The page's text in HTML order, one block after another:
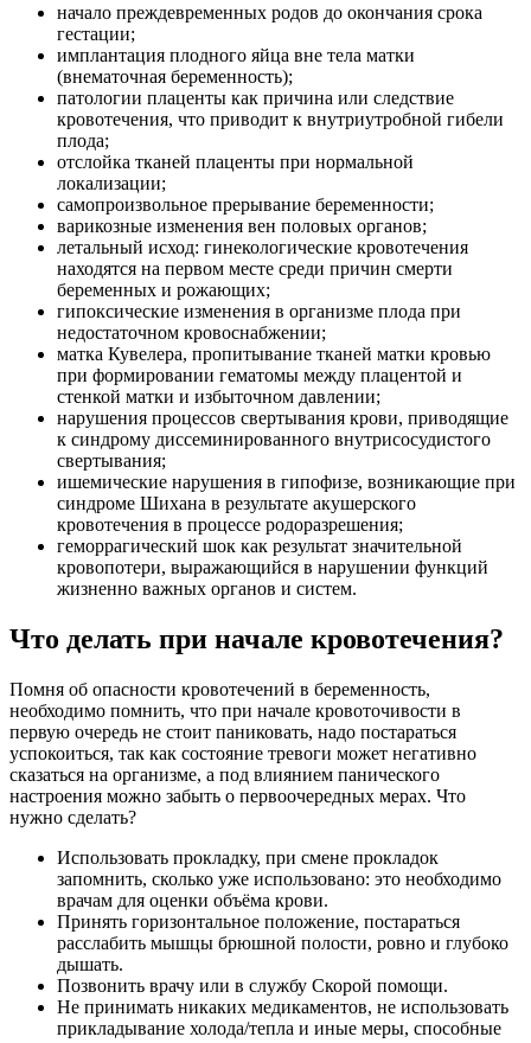
начало преждевременных родов до окончания срока
гестации;
имплантация плодного яйца вне тела матки
(внематочная беременность);
патологии плаценты как причина или следствие
кровотечения, что приводит к внутриутробной гибели
плода;
отслойка тканей плаценты при нормальной
локализации;
самопроизвольное прерывание беременности;
варикозные изменения вен половых органов;
летальный исход: гинекологические кровотечения
находятся на первом месте среди причин смерти
беременных и рожающих;
гипоксические изменения в организме плода при
недостаточном кровоснабжении;
матка Кувелера, пропитывание тканей матки кровью
при формировании гематомы между плацентой и
стенкой матки и избыточном давлении;
нарушения процессов свертывания крови, приводящие
к синдрому диссеминированного внутрисосудистого
свертывания;
ишемические нарушения в гипофизе, возникающие при
синдроме Шихана в результате акушерского
кровотечения в процессе родоразрешения;
геморрагический шок как результат значительной
кровопотери, выражающийся в нарушении функций
жизненно важных органов и систем.
Что делать при начале кровотечения?
Помня об опасности кровотечений в беременность,
необходимо помнить, что при начале кровоточивости в
первую очередь не стоит паниковать, надо постараться
успокоиться, так как состояние тревоги может негативно
сказаться на организме, а под влиянием панического
настроения можно забыть о первоочередных мерах. Что
нужно сделать?
Использовать прокладку, при смене прокладок
запомнить, сколько уже использовано: это необходимо
врачам для оценки объёма крови.
Принять горизонтальное положение, постараться
расслабить мышцы брюшной полости, ровно и глубоко
дышать.
Позвонить врачу или в службу Скорой помощи.
Не принимать никаких медикаментов, не использовать
прикладывание холода/тепла и иные меры, способные